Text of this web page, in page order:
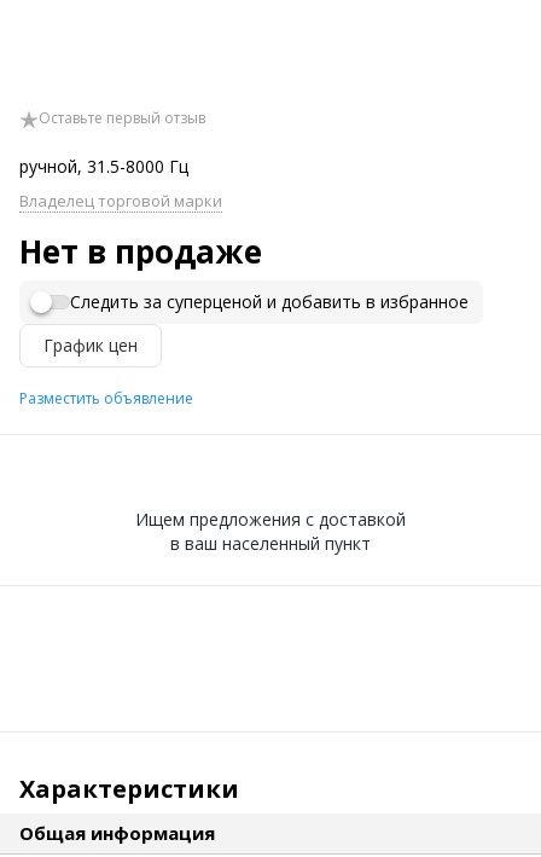
Ищем предложения с доставкой
в ваш населенный пункт
Оставьте первый отзыв
ручной, 31.5-8000 Гц
Владелец торговой марки
Нет в продаже
Следить за суперценой и добавить в избранное
График цен
Разместить объявление
Характеристики
Общая информация